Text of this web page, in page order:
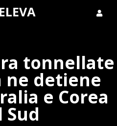

tonnellate
ne detiene
e Corea
Sud